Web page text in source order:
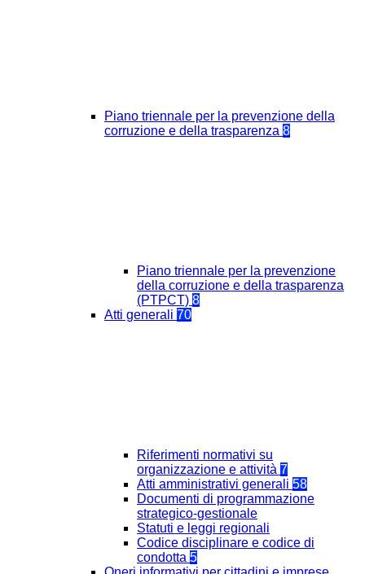
Piano triennale per la prevenzione della
corruzione e della trasparenza 8
Piano triennale per la prevenzione
della corruzione e della trasparenza
(PTPCT) 8
Atti generali 70
Riferimenti normativi su
organizzazione e attività 7
Atti amministrativi generali 58
Documenti di programmazione
strategico-gestionale
Statuti e leggi regionali
Codice disciplinare e codice di
condotta 5